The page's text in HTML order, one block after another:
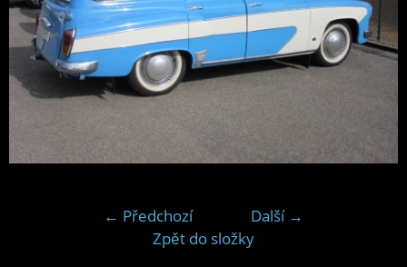
← Předchozí
Další →
Zpět do složky